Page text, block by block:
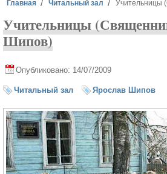
Вы здесь
Главная Читальный зал Учительницы
Учительницы
Шипов)
Опубликовано: 14/07/2009
Читальный зал Ярослав Шипов